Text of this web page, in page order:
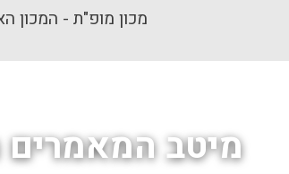
מכון מופ"ת - המכון
מיטב המאמרים